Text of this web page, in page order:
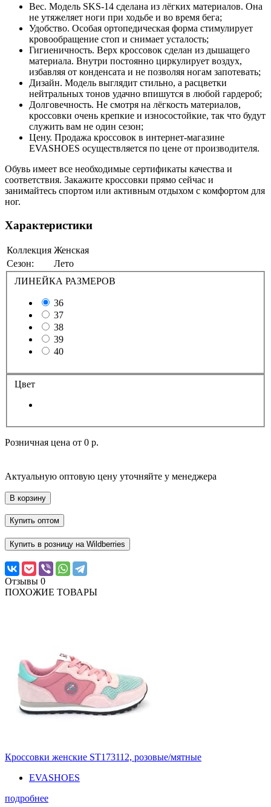
Вес. Модель SKS-14 сделана из лёгких материалов. Она
не утяжеляет ноги при ходьбе и во время бега;
Удобство. Особая ортопедическая форма стимулирует
кровообращение стоп и снимает усталость;
Гигиеничность. Верх кроссовок сделан из дышащего
материала. Внутри постоянно циркулирует воздух,
избавляя от конденсата и не позволяя ногам запотевать;
Дизайн. Модель выглядит стильно, а расцветки
нейтральных тонов удачно впишутся в любой гардероб;
Долговечность. Не смотря на лёгкость материалов,
кроссовки очень крепкие и износостойкие, так что будут
служить вам не один сезон;
Цену. Продажа кроссовок в интернет-магазине
EVASHOES осуществляется по цене от производителя.
Обувь имеет все необходимые сертификаты качества и
соответствия. Закажите кроссовки прямо сейчас и
занимайтесь спортом или активным отдыхом с комфортом для
ног.
Характеристики
Коллекция Женская
Сезон:
Лето
ЛИНЕЙКА РАЗМЕРОВ
36
37
38
39
40
Цвет
Розничная цена от 0 р.
Актуальную оптовую цену уточняйте у менеджера
В корзину
Купить оптом
Купить в розницу на Wildberries
Отзывы 0
ПОХОЖИЕ ТОВАРЫ
Кроссовки женские ST173112, розовые/мятные
EVASHOES
подробнее